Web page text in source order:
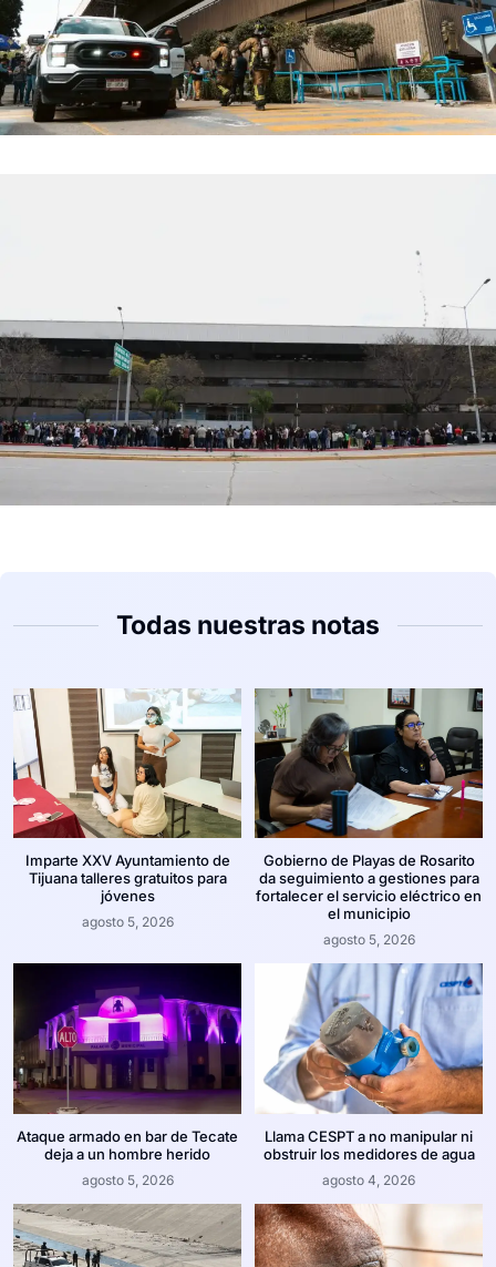
Todas nuestras notas
Imparte XXV Ayuntamiento de
Tijuana talleres gratuitos para
jóvenes
agosto 5, 2026
Gobierno de Playas de Rosarito
da seguimiento a gestiones para
fortalecer el servicio eléctrico en
el municipio
agosto 5, 2026
Ataque armado en bar de Tecate
deja a un hombre herido
agosto 5, 2026
Llama CESPT a no manipular ni
obstruir los medidores de agua
agosto 4, 2026